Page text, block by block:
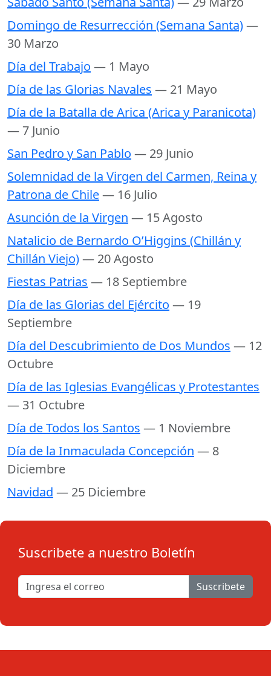
Domingo de Resurrección (Semana Santa)—
30 Marzo
Día del Trabajo — 1 Mayo
Día de las Glorias Navales — 21 Mayo
Día de la Batalla de Arica (Arica y Paranicota)
— 7 Junio
San Pedro y San Pablo — 29 Junio
Solemnidad de la Virgen del Carmen, Reina y
Patrona de Chile— 16 Julio
Asunción de la Virgen — 15 Agosto
Natalicio de Bernardo O’Higgins (Chillán y
Chillán Viejo)— 20 Agosto
Fiestas Patrias — 18 Septiembre
Día de las Glorias del Ejército — 19
Septiembre
Día del Descubrimiento de Dos Mundos — 12
Octubre
Día de las Iglesias Evangélicas y Protestantes
— 31 Octubre
Día de Todos los Santos — 1 Noviembre
Día de la Inmaculada Concepción — 8
Diciembre
Navidad — 25 Diciembre
Suscribete a nuestro Boletín
Suscribete